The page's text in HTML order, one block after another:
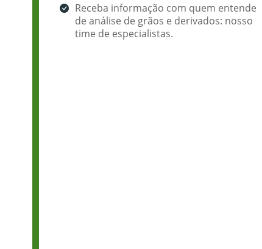
Receba informação com quem entende
de análise de grãos e derivados: nosso
time de especialistas.